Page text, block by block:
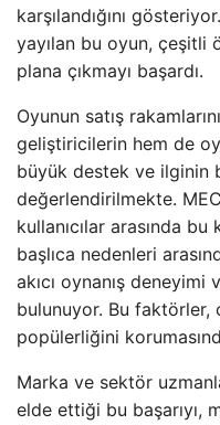
karşılandığını
yayılan bu oyun, çeşitli
plana çıkmayı başardı.
Oyunun satış
geliştiricilerin hem de
büyük destek ve ilginin
değerlendirilmekte.
kullanıcılar arasında
başlıca nedenleri
akıcı oynanış
bulunuyor. Bu faktörler,
popülerliğini
Marka ve sektör
elde ettiği bu başarıyı,